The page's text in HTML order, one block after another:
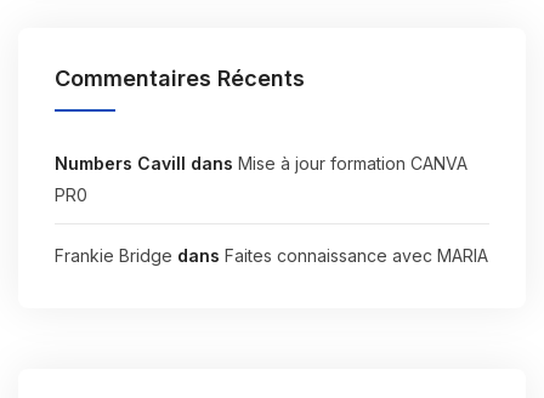
Commentaires Récents
Numbers Cavill dans Mise à jour formation CANVA
PR0
Frankie Bridge dans Faites connaissance avec MARIA